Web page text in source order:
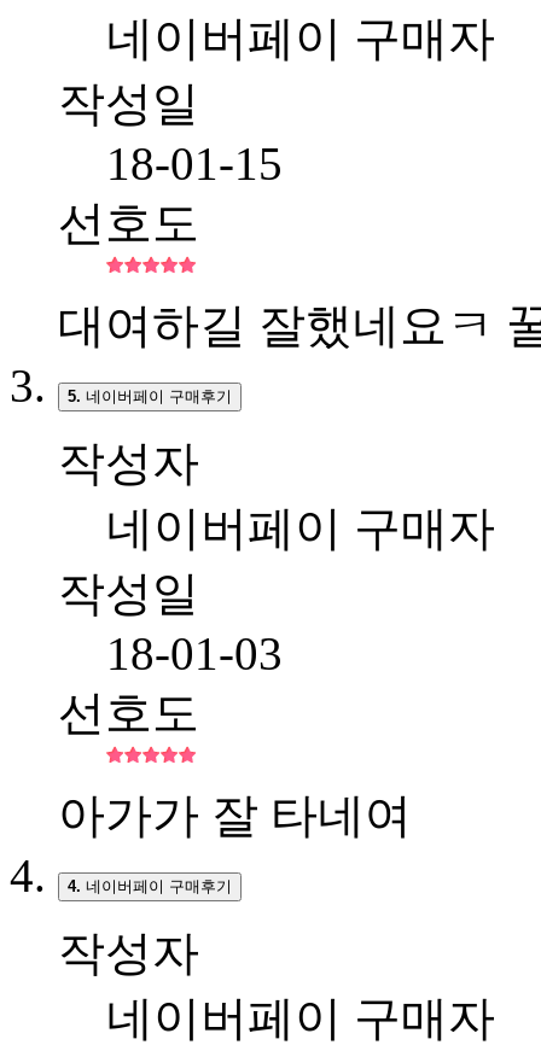
네이버페이 구매자
작성일
18-01-15
선호도
대여하길 잘했네요ㅋ
5. 네이버페이 구매후기
작성자
네이버페이 구매자
작성일
18-01-03
선호도
아가가 잘 타네여
4. 네이버페이 구매후기
작성자
네이버페이 구매자